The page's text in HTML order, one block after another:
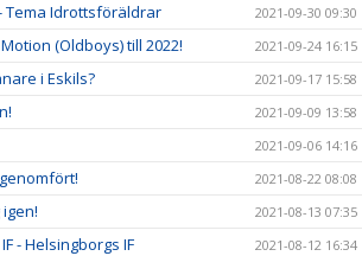
Tema Idrottsföräldrar 2021-09-30 09:30
(Oldboys) till 2022! 2021-09-24 16:15
i Eskils? 2021-09-17 15:58
2021-09-09 13:58
2021-09-06 14:16
2021-08-22 08:08
2021-08-13 07:35
- Helsingborgs IF 2021-08-12 16:34